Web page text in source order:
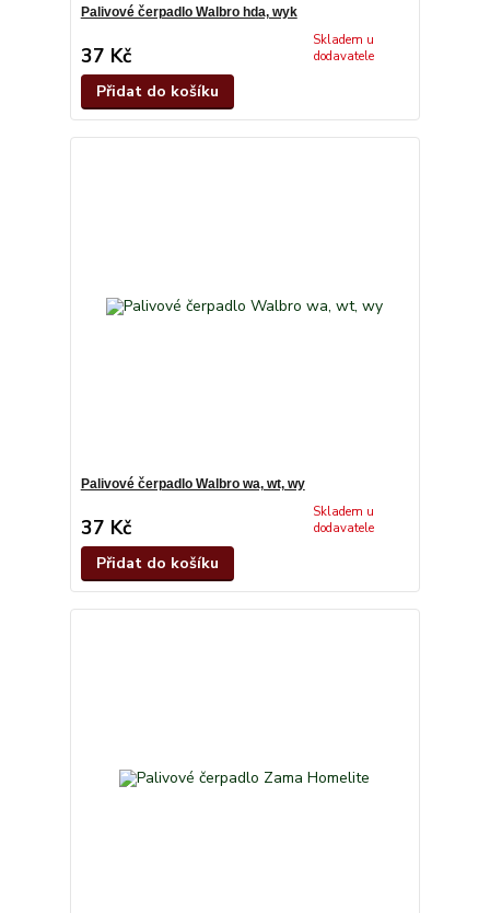
Palivové čerpadlo Walbro hda, wyk
37 Kč
Skladem u
dodavatele
Přidat do košíku
Palivové čerpadlo Walbro wa, wt, wy
37 Kč
Skladem u
dodavatele
Přidat do košíku